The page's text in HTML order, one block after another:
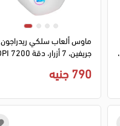
ماوس ألعاب سلكي ريدراجون
790 جنيه